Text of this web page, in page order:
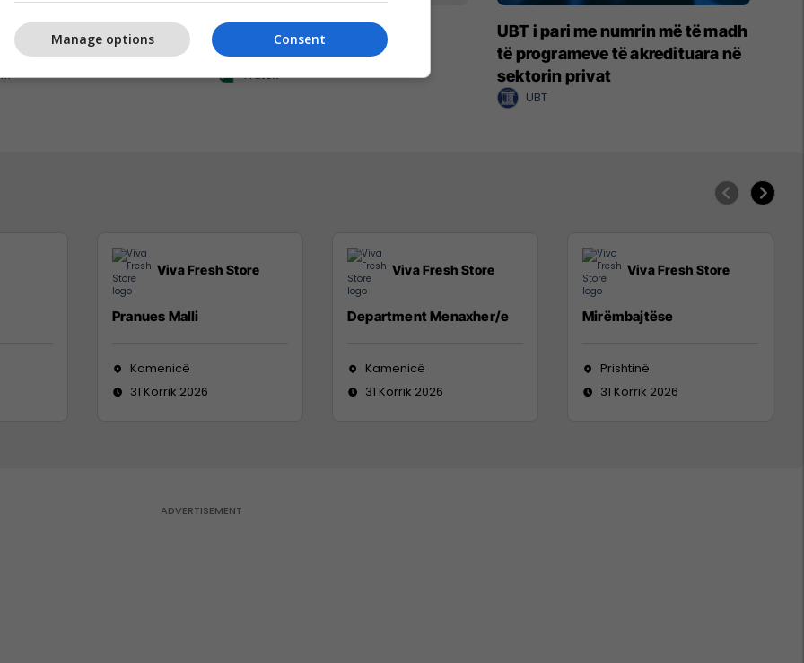
Internet kudo dhe 15%
Frutex lanson në treg ART
Ketchup
Frutex
UBT i pari me numrin më të madh
të programeve të akredituara në
sektorin privat
UBT
Viva Fresh Store
Pranues Malli
Kamenicë
31 Korrik 2026
Viva Fresh Store
Department Menaxher/e
Kamenicë
31 Korrik 2026
Viva Fresh Store
Mirëmbajtëse
Prishtinë
31 Korrik 2026
Consent
Manage options